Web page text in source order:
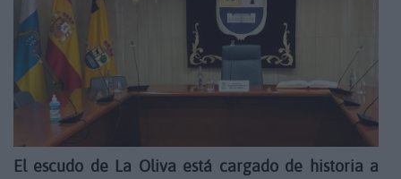
El escudo de La Oliva está cargado de historia a